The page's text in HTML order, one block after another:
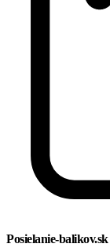
Posielanie-balikov.sk